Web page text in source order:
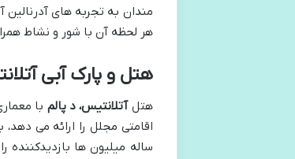
مندان به تجربه های
هر لحظه آن با شور و نشاط
هتل و پارک آبی
هتلآتلانتیس، د پالم با
اقامتی مجلل را ارائه می
ساله میلیون ها